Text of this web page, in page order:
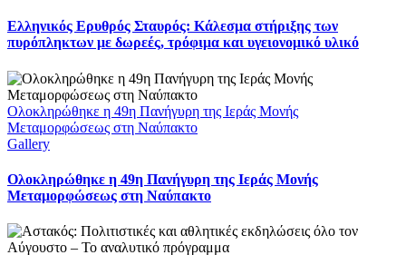
Ελληνικός Ερυθρός Σταυρός: Κάλεσμα στήριξης των
πυρόπληκτων με δωρεές, τρόφιμα και υγειονομικό υλικό
Ολοκληρώθηκε η 49η Πανήγυρη της Ιεράς Μονής
Μεταμορφώσεως στη Ναύπακτο
Gallery
Ολοκληρώθηκε η 49η Πανήγυρη της Ιεράς Μονής
Μεταμορφώσεως στη Ναύπακτο